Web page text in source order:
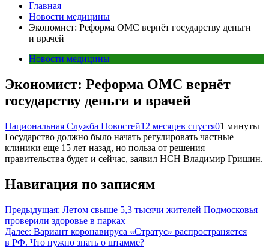
Главная
Новости медицины
Экономист: Реформа ОМС вернёт государству деньги
и врачей
Новости медицины
Экономист: Реформа ОМС вернёт
государству деньги и врачей
Национальная Служба Новостей12 месяцев спустя01 минуты
Государство должно было начать регулировать частные
клиники еще 15 лет назад, но польза от решения
правительства будет и сейчас, заявил НСН Владимир Гришин.
Навигация по записям
Предыдущая: Летом свыше 5,3 тысячи жителей Подмосковья
проверили здоровье в парках
Далее: Вариант коронавируса «Стратус» распространяется
в РФ. Что нужно знать о штамме?